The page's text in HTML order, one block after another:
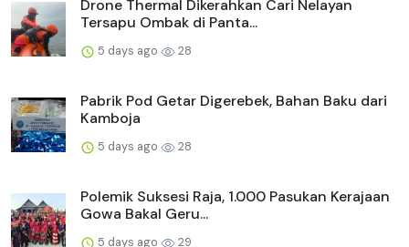
Drone Thermal Dikerahkan Cari Nelayan
Tersapu Ombak di Panta...
5 days ago 28
Pabrik Pod Getar Digerebek, Bahan Baku dari
Kamboja
5 days ago 28
Polemik Suksesi Raja, 1.000 Pasukan Kerajaan
Gowa Bakal Geru...
5 days ago 29